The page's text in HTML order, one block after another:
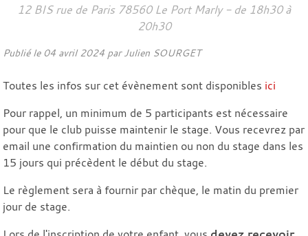
12 BIS rue de Paris 78560 Le Port Marly - de 18h30 à
20h30
Publié le 04 avril 2024 par Julien SOURGET
Toutes les infos sur cet évènement sont disponibles ici
Pour rappel, un minimum de 5 participants est nécessaire
pour que le club puisse maintenir le stage. Vous recevrez par
email une confirmation du maintien ou non du stage dans les
15 jours qui précèdent le début du stage.
Le règlement sera à fournir par chèque, le matin du premier
jour de stage.